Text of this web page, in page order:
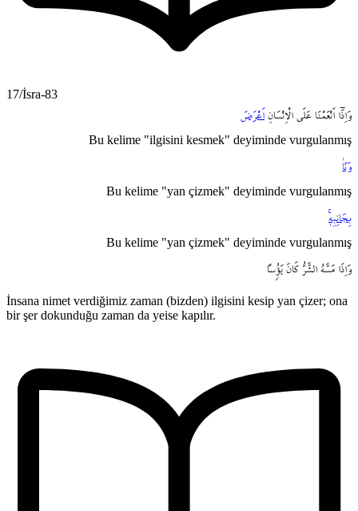
17/İsra-83
وَاِذَٓا اَنْعَمْنَا عَلَى الْاِنْسَانِ اَعْرَضَ
Bu kelime "ilgisini kesmek" deyiminde vurgulanmış
وَنَاٰ
Bu kelime "yan çizmek" deyiminde vurgulanmış
بِجَانِبِه۪ۚ
Bu kelime "yan çizmek" deyiminde vurgulanmış
وَاِذَا مَسَّهُ الشَّرُّ كَانَ يَؤُ۫ساً
İnsana nimet verdiğimiz zaman (bizden) ilgisini kesip yan çizer; ona
bir şer dokunduğu zaman da yeise kapılır.